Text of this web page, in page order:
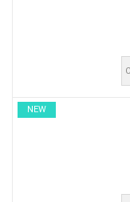
NEW